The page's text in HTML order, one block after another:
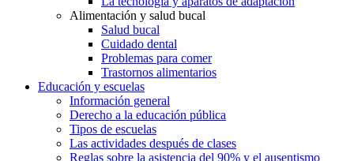
Alimentación y salud bucal
Salud bucal
Cuidado dental
Problemas para comer
Trastornos alimentarios
Educación y escuelas
Información general
Derecho a la educación pública
Tipos de escuelas
Las actividades después de clases
Reglas sobre la asistencia del 90% y el ausentismo